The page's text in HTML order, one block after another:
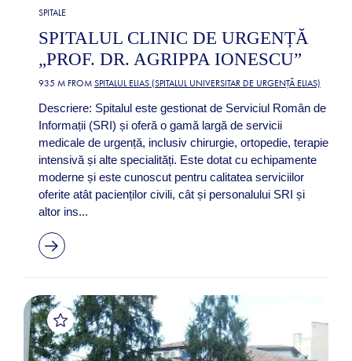
SPITALE
SPITALUL CLINIC DE URGENȚĂ
„PROF. DR. AGRIPPA IONESCU”
935 M FROM SPITALUL ELIAS (SPITALUL UNIVERSITAR DE URGENȚĂ ELIAS)
Descriere: Spitalul este gestionat de Serviciul Român de
Informații (SRI) și oferă o gamă largă de servicii
medicale de urgență, inclusiv chirurgie, ortopedie, terapie
intensivă și alte specialități. Este dotat cu echipamente
moderne și este cunoscut pentru calitatea serviciilor
oferite atât pacienților civili, cât și personalului SRI și
altor ins...